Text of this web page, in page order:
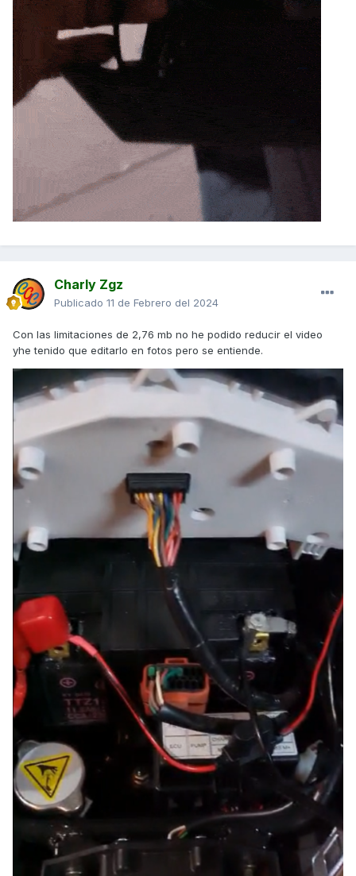
Charly Zgz
Publicado 11 de Febrero del 2024
Con las limitaciones de 2,76 mb no he podido reducir el video
yhe tenido que editarlo en fotos pero se entiende.